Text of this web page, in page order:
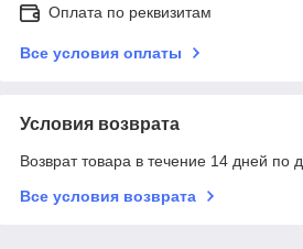
Оплата по реквизитам
Все условия оплаты
Условия возврата
Возврат товара в течение 14 дней по
Все условия возврата